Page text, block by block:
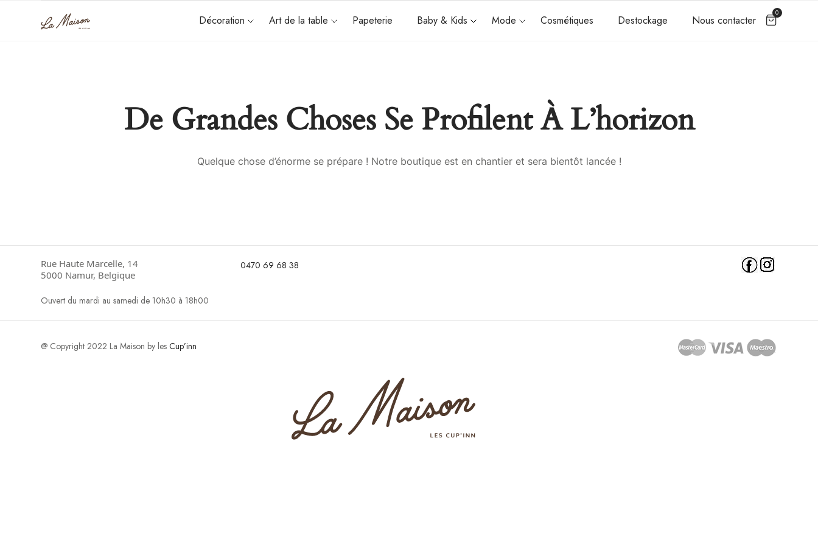
Décoration Art de la table Papeterie Baby & Kids Mode Cosmétiques Destockage Nous contacter
0
De Grandes Choses Se Profilent À L’horizon
Quelque chose d’énorme se prépare ! Notre boutique est en chantier et sera bientôt lancée !
Rue Haute Marcelle, 14
5000 Namur, Belgique
Ouvert du mardi au samedi de 10h30 à 18h00
0470 69 68 38
@ Copyright 2022 La Maison by lesCup’inn